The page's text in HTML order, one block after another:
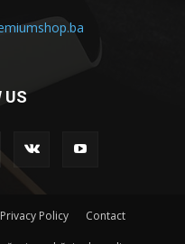
US
Privacy Policy Contact